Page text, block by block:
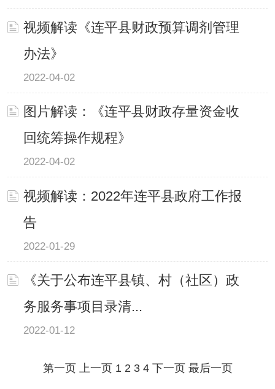
视频解读《连平县财政预算调剂管理
办法》
2022-04-02
图片解读：《连平县财政存量资金收
回统筹操作规程》
2022-04-02
视频解读：2022年连平县政府工作报
告
2022-01-29
《关于公布连平县镇、村（社区）政
务服务事项目录清...
2022-01-12
第一页 上一页 1 2 3 4 下一页 最后一页